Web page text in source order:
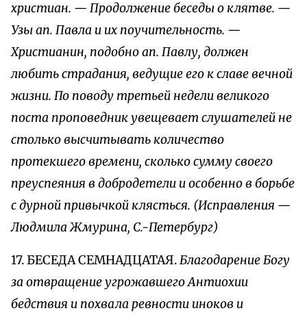
христиан. — Продолжение беседы о клятве. —
Узы ап. Павла и их поучительность. —
Христианин, подобно ап. Павлу, должен
любить страдания, ведущие его к славе вечной
жизни. По поводу третьей недели великого
поста проповедник увещевает слушателей не
столько высчитывать количество
протекшего времени, сколько сумму своего
преуспеяния в добродетели и особенно в борьбе
с дурной привычкой клясться. (Исправления —
Людмила Жмурина, С.-Петербург)
17. БЕСЕДА СЕМНАДЦАТАЯ.Благодарение Богу
за отвращение угрожавшего Антиохии
бедствия и похвала ревности иноков и